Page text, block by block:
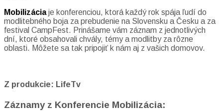
Mobilizácia je konferenciou, ktorá každý rok spája ľudí do
modlitebného boja za prebudenie na Slovensku a Česku a za
festival CampFest. Prinášame vám záznam z jednotlivých
dní, ktoré obsahovali chvály, témy a modlitby za rôzne
oblasti. Môžete sa tak pripojiť k nám aj z vašich domovov.
Z produkcie: LifeTv
Záznamy z Konferencie Mobilizácia: